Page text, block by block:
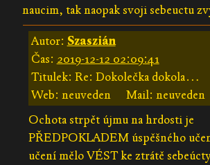
naucim, tak naopak svoji sebeuctu
Autor: Szaszián
Čas: 2019-12-12 02:09:41
Titulek: Re: Dokolečka dokola…
Web: neuveden
Mail: neuveden
Ochota strpět újmu na hrdosti je
PŘEDPOKLADEM úspěšného
učení mělo VÉST ke ztrátě